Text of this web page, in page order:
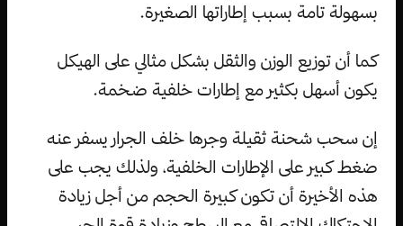
بسهولة تامة بسبب إطاراتها الصغيرة.
كما أن توزيع الوزن والثقل بشكل مثالي على الهيكل
يكون أسهل بكثير مع إطارات خلفية ضخمة.
إن سحب شحنة ثقيلة وجرها خلف الجرار يسفر عنه
ضغط كبير على الإطارات الخلفية، ولذلك يجب على
هذه الأخيرة أن تكون كبيرة الحجم من أجل زيادة